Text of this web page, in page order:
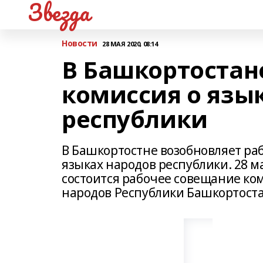
Звезда
Новости 28 МАЯ 2020, 08:14
В
комиссия о
республики
В Башкортостне возобновляет
языках народов республики. 28
состоится рабочее совещание
народов Республики